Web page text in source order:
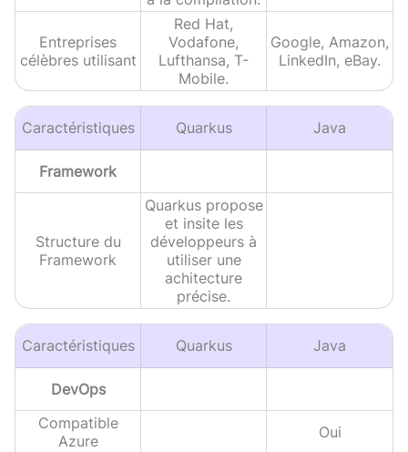
Entreprises
célèbres utilisant
Red Hat,
Vodafone,
Lufthansa, T-
Mobile.
Google, Amazon,
LinkedIn, eBay.
Caractéristiques Quarkus Java
Framework
Structure du
Framework
Quarkus propose
et insite les
développeurs à
utiliser une
achitecture
précise.
Caractéristiques Quarkus Java
DevOps
Compatible
Azure
Oui